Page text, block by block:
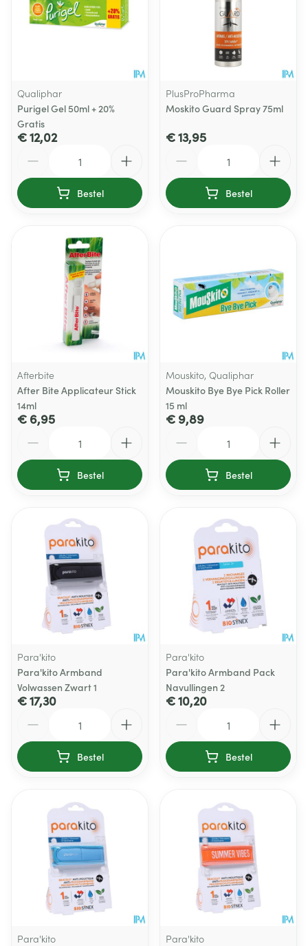
Qualiphar
Purigel Gel 50ml + 20%
Gratis
€ 12,02
Bestel
PlusProPharma
Moskito Guard Spray 75ml
€ 13,95
Bestel
Afterbite
After Bite Applicateur Stick
14ml
€ 6,95
Bestel
Mouskito, Qualiphar
Mouskito Bye Bye Pick Roller
15 ml
€ 9,89
Bestel
Para'kito
Para'kito Armband
Volwassen Zwart 1
€ 17,30
Bestel
Para'kito
Para'kito Armband Pack
Navullingen 2
€ 10,20
Bestel
Para'kito
Para'kito